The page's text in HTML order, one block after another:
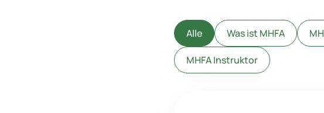
Alle Was ist MHFA
MHFA Instruktor